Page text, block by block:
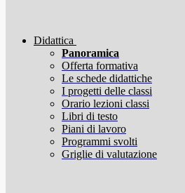
Didattica
Panoramica
Offerta formativa
Le schede didattiche
I progetti delle classi
Orario lezioni classi
Libri di testo
Piani di lavoro
Programmi svolti
Griglie di valutazione